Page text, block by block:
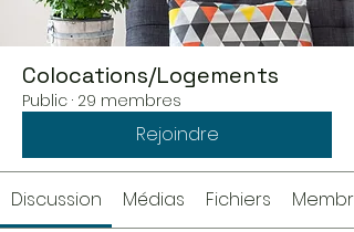
Colocations/Logements
Public · 29 membres
Rejoindre
Discussion Médias Fichiers